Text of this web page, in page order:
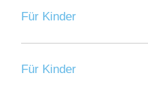
Für Kinder
Für Kinder